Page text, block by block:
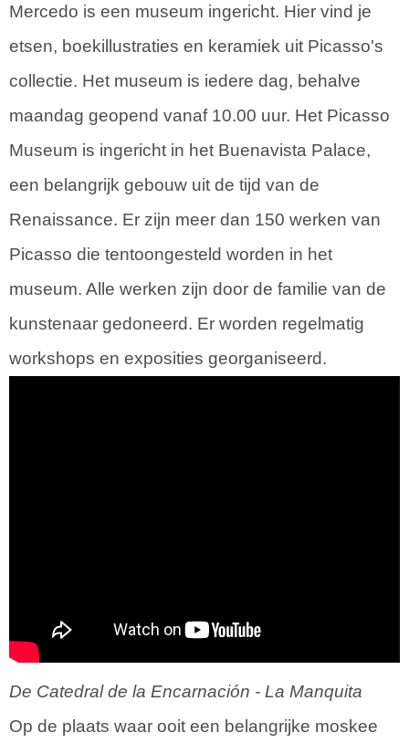
Mercedo is een museum ingericht. Hier vind je
etsen, boekillustraties en keramiek uit Picasso's
collectie. Het museum is iedere dag, behalve
maandag geopend vanaf 10.00 uur. Het Picasso
Museum is ingericht in het Buenavista Palace,
een belangrijk gebouw uit de tijd van de
Renaissance. Er zijn meer dan 150 werken van
Picasso die tentoongesteld worden in het
museum. Alle werken zijn door de familie van de
kunstenaar gedoneerd. Er worden regelmatig
workshops en exposities georganiseerd.
De Catedral de la Encarnación - La Manquita
Op de plaats waar ooit een belangrijke moskee